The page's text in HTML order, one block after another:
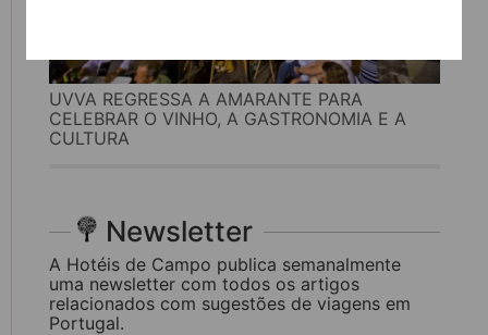
UVVA REGRESSA A AMARANTE PARA
CELEBRAR O VINHO, A GASTRONOMIA E A
CULTURA
Newsletter
A Hotéis de Campo publica semanalmente
uma newsletter com todos os artigos
relacionados com sugestões de viagens em
Portugal.